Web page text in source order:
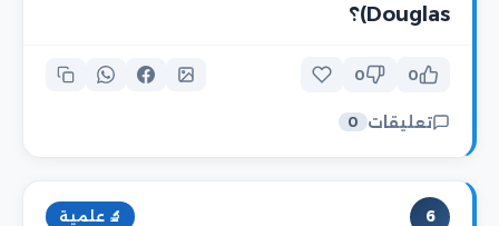
Douglas)؟
0
0
تعليقات 0
6 🔬 علمية